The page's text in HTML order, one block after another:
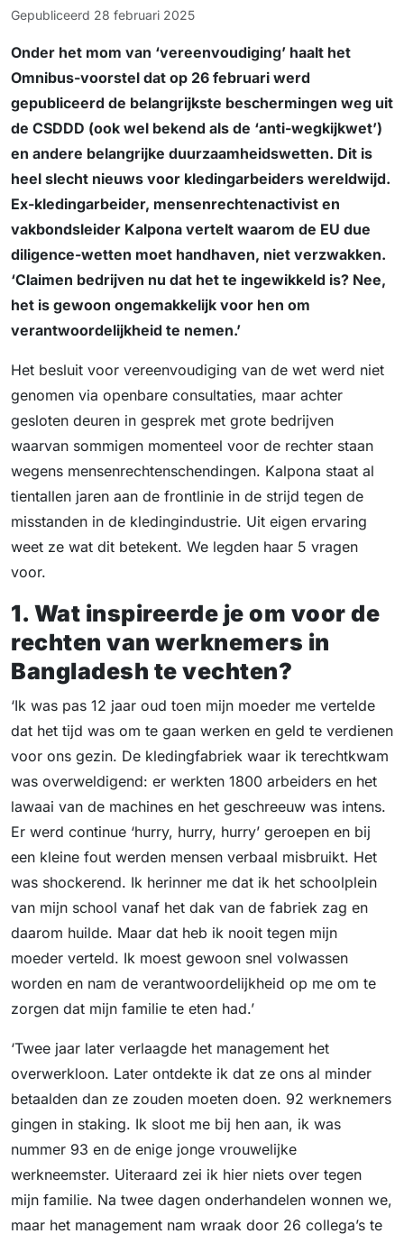
Gepubliceerd 28 februari 2025
Onder het mom van ‘vereenvoudiging’ haalt het
Omnibus-voorstel dat op 26 februari werd
gepubliceerd de belangrijkste beschermingen weg uit
de CSDDD (ook wel bekend als de ‘anti-wegkijkwet’)
en andere belangrijke duurzaamheidswetten. Dit is
heel slecht nieuws voor kledingarbeiders wereldwijd.
Ex-kledingarbeider, mensenrechtenactivist en
vakbondsleider Kalpona vertelt waarom de EU due
diligence-wetten moet handhaven, niet verzwakken.
‘Claimen bedrijven nu dat het te ingewikkeld is? Nee,
het is gewoon ongemakkelijk voor hen om
verantwoordelijkheid te nemen.’
Het besluit voor vereenvoudiging van de wet werd niet
genomen via openbare consultaties, maar achter
gesloten deuren in gesprek met grote bedrijven
waarvan sommigen momenteel voor de rechter staan
wegens mensenrechtenschendingen. Kalpona staat al
tientallen jaren aan de frontlinie in de strijd tegen de
misstanden in de kledingindustrie. Uit eigen ervaring
weet ze wat dit betekent. We legden haar 5 vragen
voor.
1. Wat inspireerde je om voor de
rechten van werknemers in
Bangladesh te vechten?
‘Ik was pas 12 jaar oud toen mijn moeder me vertelde
dat het tijd was om te gaan werken en geld te verdienen
voor ons gezin. De kledingfabriek waar ik terechtkwam
was overweldigend: er werkten 1800 arbeiders en het
lawaai van de machines en het geschreeuw was intens.
Er werd continue ‘hurry, hurry, hurry’ geroepen en bij
een kleine fout werden mensen verbaal misbruikt. Het
was shockerend. Ik herinner me dat ik het schoolplein
van mijn school vanaf het dak van de fabriek zag en
daarom huilde. Maar dat heb ik nooit tegen mijn
moeder verteld. Ik moest gewoon snel volwassen
worden en nam de verantwoordelijkheid op me om te
zorgen dat mijn familie te eten had.’
‘Twee jaar later verlaagde het management het
overwerkloon. Later ontdekte ik dat ze ons al minder
betaalden dan ze zouden moeten doen. 92 werknemers
gingen in staking. Ik sloot me bij hen aan, ik was
nummer 93 en de enige jonge vrouwelijke
werkneemster. Uiteraard zei ik hier niets over tegen
mijn familie. Na twee dagen onderhandelen wonnen we,
maar het management nam wraak door 26 collega’s te